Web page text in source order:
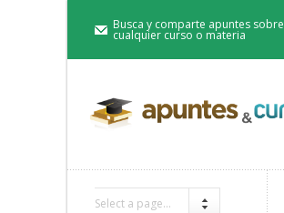
Busca y comparte apuntes sobre
cualquier curso o materia
Select a page...